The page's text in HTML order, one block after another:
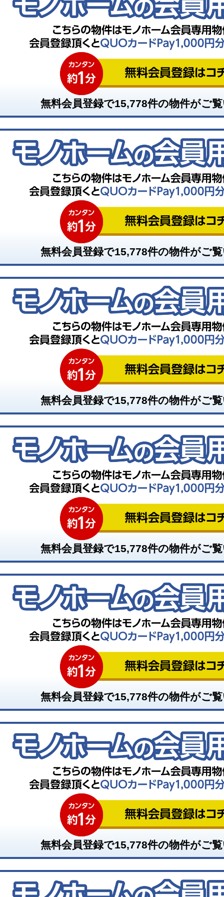
無料会員登録で15,778件の物件がご
無料会員登録で15,778件の物件がご
無料会員登録で15,778件の物件がご
無料会員登録で15,778件の物件がご
無料会員登録で15,778件の物件がご
無料会員登録で15,778件の物件がご